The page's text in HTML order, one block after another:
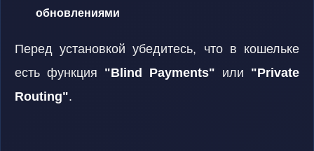
обновлениями
Перед установкой убедитесь, что в кошельке
есть функция "Blind Payments" или "Private
Routing".